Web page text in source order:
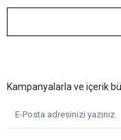
Kampanyalarla ve içerik